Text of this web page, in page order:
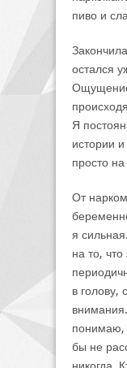
пиво и
остался
Я
истории
просто
От
я
на то,
в голову,
понимаю,
бы не